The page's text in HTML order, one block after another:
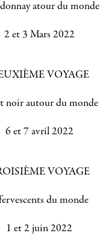
atour du monde
2 et 3 Mars 2022
VOYAGE
noir autour du monde
6 et 7 avril 2022
VOYAGE
du monde
1 et 2 juin 2022